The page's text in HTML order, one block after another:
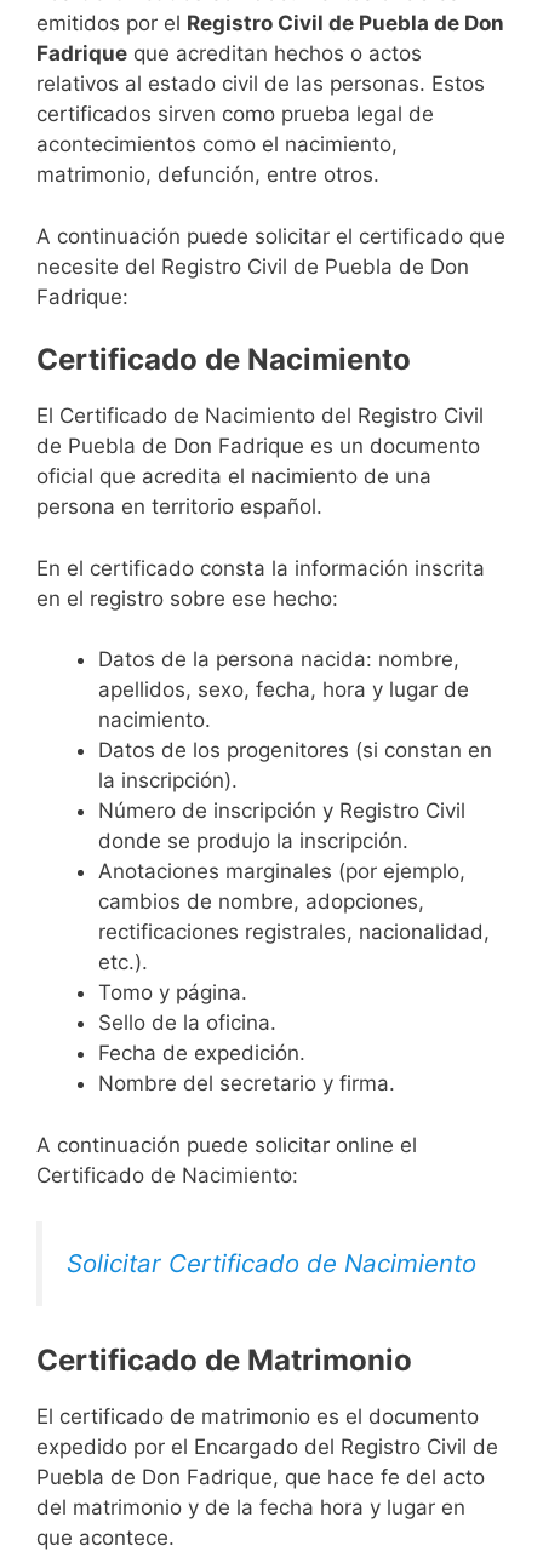
emitidos por el Registro Civil de Puebla de Don
Fadrique que acreditan hechos o actos
relativos al estado civil de las personas. Estos
certificados sirven como prueba legal de
acontecimientos como el nacimiento,
matrimonio, defunción, entre otros.
A continuación puede solicitar el certificado que
necesite del Registro Civil de Puebla de Don
Fadrique:
Certificado de Nacimiento
El Certificado de Nacimiento del Registro Civil
de Puebla de Don Fadrique es un documento
oficial que acredita el nacimiento de una
persona en territorio español.
En el certificado consta la información inscrita
en el registro sobre ese hecho:
Datos de la persona nacida: nombre,
apellidos, sexo, fecha, hora y lugar de
nacimiento.
Datos de los progenitores (si constan en
la inscripción).
Número de inscripción y Registro Civil
donde se produjo la inscripción.
Anotaciones marginales (por ejemplo,
cambios de nombre, adopciones,
rectificaciones registrales, nacionalidad,
etc.).
Tomo y página.
Sello de la oficina.
Fecha de expedición.
Nombre del secretario y firma.
A continuación puede solicitar online el
Certificado de Nacimiento:
Solicitar Certificado de Nacimiento
Certificado de Matrimonio
El certificado de matrimonio es el documento
expedido por el Encargado del Registro Civil de
Puebla de Don Fadrique, que hace fe del acto
del matrimonio y de la fecha hora y lugar en
que acontece.